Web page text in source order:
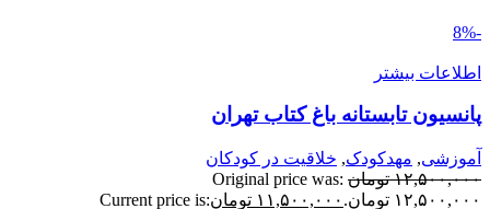
بیشتر
تابستانه‌ باغ کتاب تهران
, مهدکودک,خلاقیت در کودکان
تومان Original price was:
تومان.
۱۱,۵۰۰,۰۰۰ تومانCurrent price is: